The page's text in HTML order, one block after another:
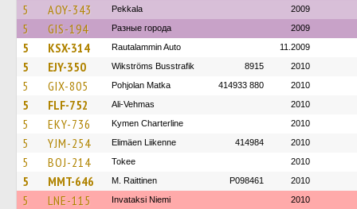
5 AOY-343 Pekkala 2009
5 GIS-194 Разные города 2009
5 KSX-314 Rautalammin Auto 11.2009
5 EJY-350 Wikströms Busstrafik 8915 2010
5 GIX-805 Pohjolan Matka 414933 880 2010
5 FLF-752 Ali-Vehmas 2010
5 EKY-736 Kymen Charterline 2010
5 YJM-254 Elimäen Liikenne 414984 2010
5 BOJ-214 Tokee 2010
5 MMT-646 M. Raittinen P098461 2010
5 LNE-115 Invataksi Niemi 2010